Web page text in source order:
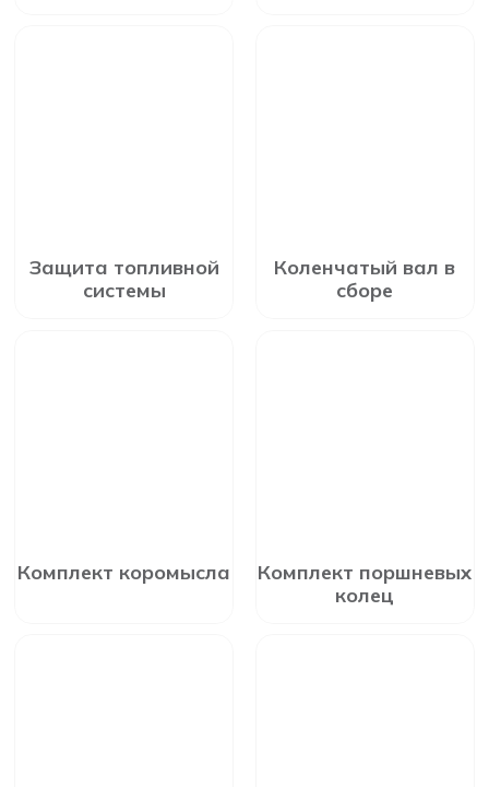
Защита топливной
системы
Коленчатый вал в
сборе
Комплект коромысла
Комплект поршневых
колец